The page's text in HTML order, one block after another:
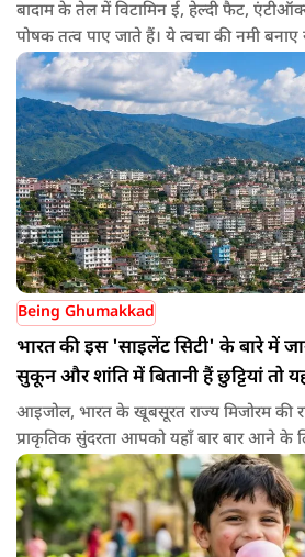
बादाम के तेल में विटामिन ई, हेल्दी फैट,
पोषक तत्व पाए जाते हैं। ये त्वचा की नमी
बनाने और बाहरी नुकसान से बचाने में मदद
हल्के हाथों से सिर की मालिश करने से बालों को
पहले से ज्यादा मुलायम महसूस होते हैं। कुछ
के तेल के साथ मिलाकर भी इस्तेमाल करते हैं।
बेहतर तरीके से होती है। हालांकि अगर बाल बहुत
पहले त्वचा विशेषज्ञ से सलाह लेना जरूरी है।
Being Ghumakkad
भारत की इस 'साइलेंट सिटी' के बारे में
सुकून और शांति में बितानी हैं छुट्टियां तो
आइजोल, भारत के खूबसूरत राज्य मिजोरम की
प्राकृतिक सुंदरता आपको यहाँ बार बार आने के
खूबसूरती के अलावा ये जगह अपनी अनुशासित
पूरी दुनिया में जानी जाती है। आइजोल में
जाम मिलेंगे और न ही कोई ओवरटेक करने
बात ये है कि यहाँ गाड़ियों का हॉर्न या शोर न के